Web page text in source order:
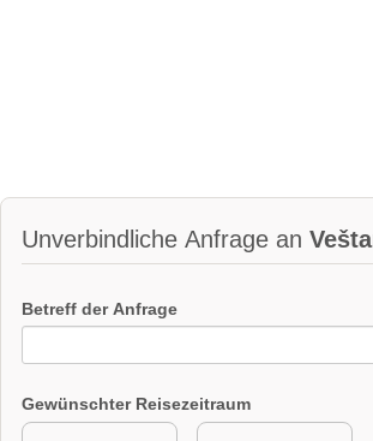
Unverbindliche Anfrage an
Betreff der Anfrage
Gewünschter Reisezeitraum